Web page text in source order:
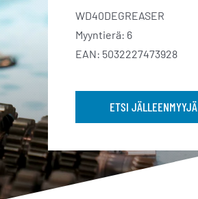
WD40DEGREASER
Myyntierä: 6
EAN: 5032227473928
ETSI JÄLLEENMYYJÄ